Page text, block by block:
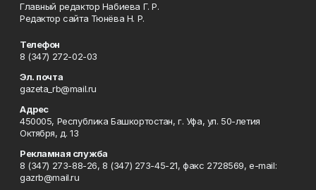
Главный редактор Набиева Г. Р.
Редактор сайта Тюнёва Н. Р.
Телефон
8 (347) 272-02-03
Эл. почта
gazeta_rb@mail.ru
Адрес
450005, Республика Башкортостан, г. Уфа, ул. 50-летия
Октября, д. 13
Рекламная служба
8 (347) 273-88-26, 8 (347) 273-45-21, факс 2728569, e-mail:
gazrb@mail.ru